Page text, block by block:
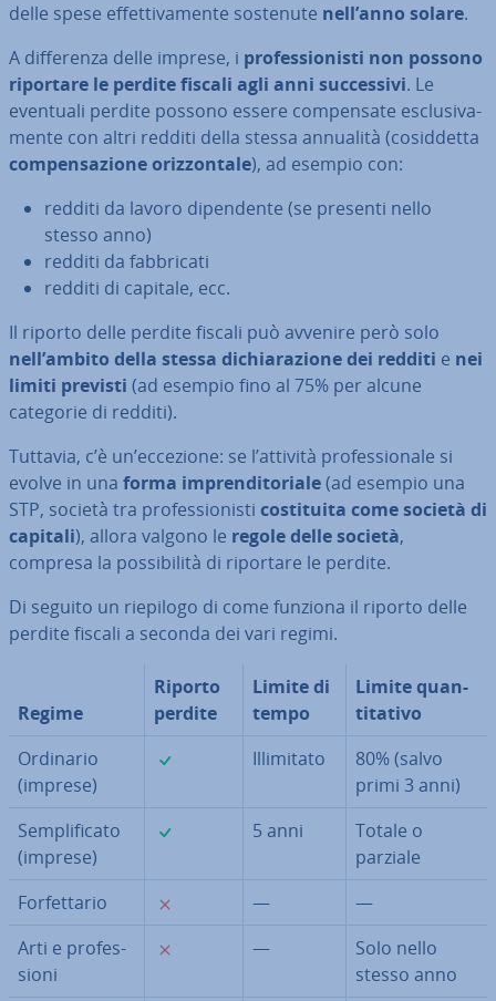
delle spese ef­fet­ti­va­men­te sostenute nell’anno solare.
A dif­fe­ren­za delle imprese, i pro­fes­sio­ni­sti non possono
riportare le perdite fiscali agli anni suc­ces­si­vi. Le
eventuali perdite possono essere com­pen­sa­te esclu­si­va­
men­te con altri redditi della stessa annualità (co­sid­det­ta
com­pen­sa­zio­ne oriz­zon­ta­le), ad esempio con:
redditi da lavoro di­pen­den­te (se presenti nello
stesso anno)
redditi da fab­bri­ca­ti
redditi di capitale, ecc.
Il riporto delle perdite fiscali può avvenire però solo
nell’ambito della stessa di­chia­ra­zio­ne dei redditi e nei
limiti previsti (ad esempio fino al 75% per alcune
categorie di redditi).
Tuttavia, c’è un’eccezione: se l’attività pro­fes­sio­na­le si
evolve in una forma im­pren­di­to­ria­le(ad esempio una
STP, società tra pro­fes­sio­ni­sti co­sti­tui­ta come società di
capitali), allora valgono le regole delle società,
compresa la pos­si­bi­li­tà di riportare le perdite.
Di seguito un riepilogo di come funziona il riporto delle
perdite fiscali a seconda dei vari regimi.
Regime
Riporto
perdite
Limite di
tempo
Limite quan­
ti­ta­ti­vo
Ordinario
(imprese)
Il­li­mi­ta­to
80% (salvo
primi 3 anni)
Sem­pli­fi­ca­to
(imprese)
5 anni
Totale o
parziale
For­fet­ta­rio
—
—
Arti e pro­fes­
sio­ni
—
Solo nello
stesso anno